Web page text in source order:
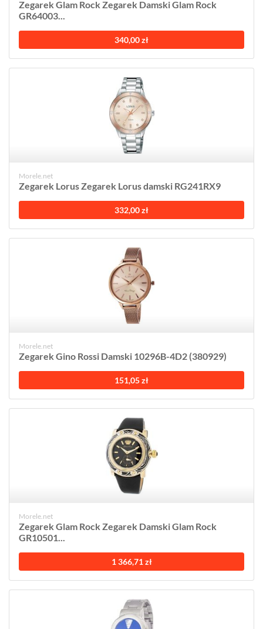
Zegarek Glam Rock Zegarek Damski Glam Rock
GR64003...
340,00 zł
Morele.net
Zegarek Lorus Zegarek Lorus damski RG241RX9
332,00 zł
Morele.net
Zegarek Gino Rossi Damski 10296B-4D2 (380929)
151,05 zł
Morele.net
Zegarek Glam Rock Zegarek Damski Glam Rock
GR10501...
1 366,71 zł